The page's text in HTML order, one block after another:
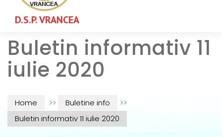
D.S.P. VRANCEA
Buletin informativ 11
iulie 2020
Home >> Buletine info
>>
Buletin informativ 11 iulie 2020